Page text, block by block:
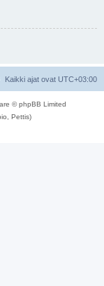
Kaikki ajat ovat UTC+03:00
© phpBB Limited
Pettis)